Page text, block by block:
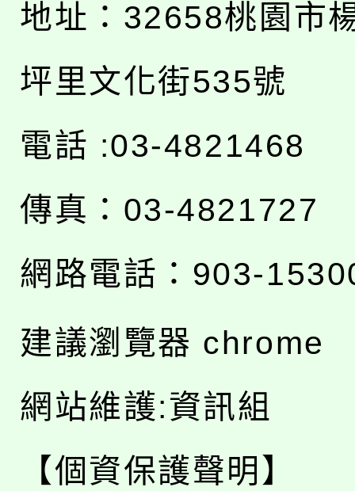
地址： 32658桃園市
坪里文化街535號
電話 :03-4821468
傳真：03-4821727
網路電話：903-
建議瀏覽器 chrome
網站維護:資訊組
【個資保護聲明】